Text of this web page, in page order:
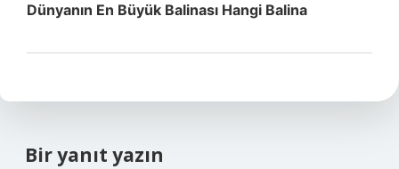
Dünyanın En Büyük Balinası Hangi Balina
Bir yanıt yazın